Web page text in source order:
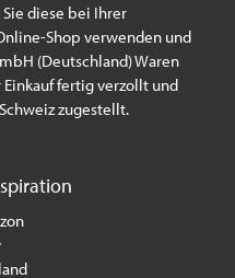
diese bei Ihrer
Shop verwenden und
(Deutschland) Waren
fertig verzollt und
zugestellt.